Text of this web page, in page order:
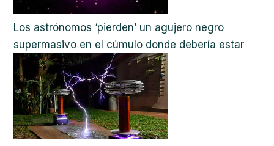
Los astrónomos ‘pierden’ un agujero negro
supermasivo en el cúmulo donde debería estar